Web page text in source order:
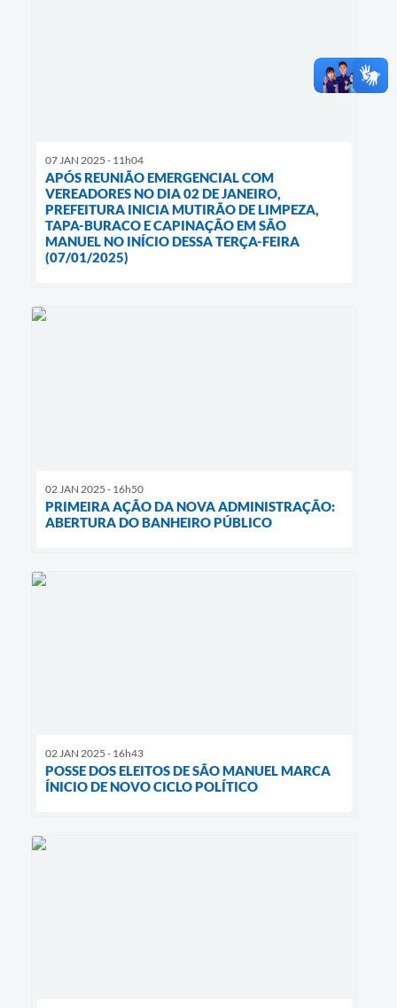
07 JAN 2025 - 11h04
APÓS REUNIÃO EMERGENCIAL COM
VEREADORES NO DIA 02 DE JANEIRO,
PREFEITURA INICIA MUTIRÃO DE LIMPEZA,
TAPA-BURACO E CAPINAÇÃO EM SÃO
MANUEL NO INÍCIO DESSA TERÇA-FEIRA
(07/01/2025)
02 JAN 2025 - 16h50
PRIMEIRA AÇÃO DA NOVA ADMINISTRAÇÃO:
ABERTURA DO BANHEIRO PÚBLICO
02 JAN 2025 - 16h43
POSSE DOS ELEITOS DE SÃO MANUEL MARCA
ÍNICIO DE NOVO CICLO POLÍTICO